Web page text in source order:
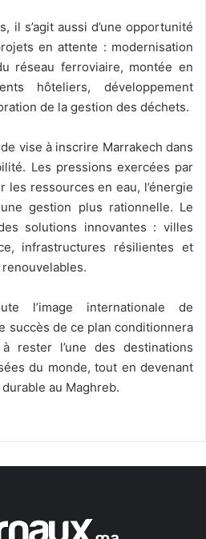
il s’agit aussi d’une opportunité
en attente : modernisation
réseau ferroviaire, montée en
hôteliers, développement
de la gestion des déchets.
vise à inscrire Marrakech dans
Les pressions exercées par
les ressources en eau, l’énergie
gestion plus rationnelle. Le
solutions innovantes : villes
infrastructures résilientes et
l’image internationale de
succès de ce plan conditionnera
rester l’une des destinations
du monde, tout en devenant
au Maghreb.